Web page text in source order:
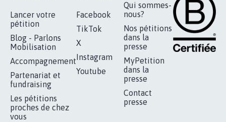
Lancer votre
pétition
Blog - Parlons
Mobilisation
Accompagnement
Partenariat et
fundraising
Les pétitions
proches de chez
vous
Facebook
TikTok
X
Instagram
Youtube
Qui sommes-
nous?
Nos pétitions
dans la
presse
MyPetition
dans la
presse
Contact
presse